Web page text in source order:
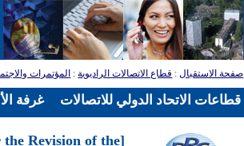
صفحة الاستقبال: قطاع الاتصالات الراديوية: المؤتمرات
Revision of the
غرفة قطاعات الاتحاد الدولي للاتصالات